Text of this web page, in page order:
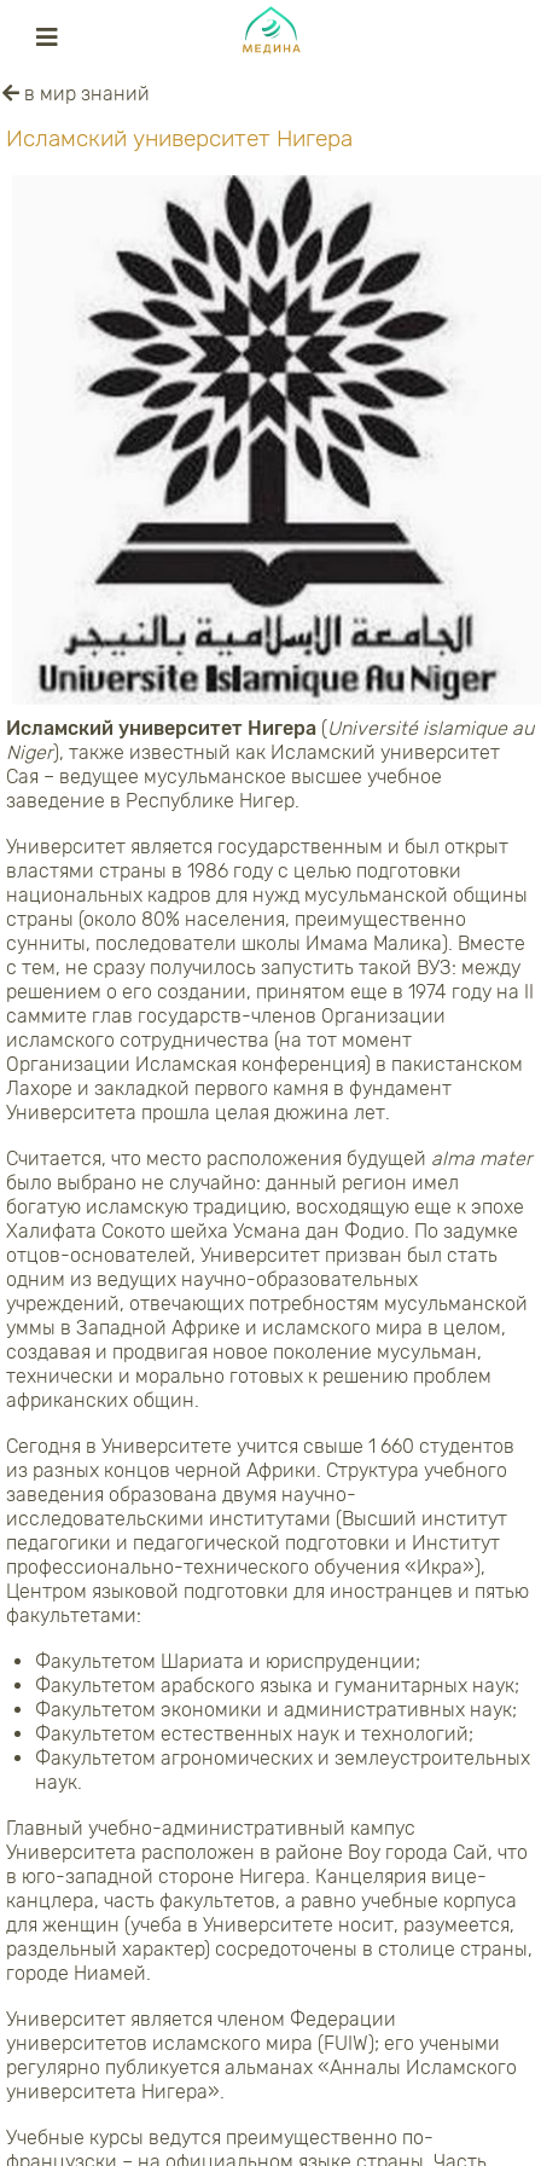
в мир знаний
Исламский университет Нигера
Исламский университет Нигера (Université islamique au
Niger), также известный как Исламский университет
Сая – ведущее мусульманское высшее учебное
заведение в Республике Нигер.
Университет является государственным и был открыт
властями страны в 1986 году с целью подготовки
национальных кадров для нужд мусульманской общины
страны (около 80% населения, преимущественно
сунниты, последователи школы Имама Малика). Вместе
с тем, не сразу получилось запустить такой ВУЗ: между
решением о его создании, принятом еще в 1974 году на II
саммите глав государств-членов Организации
исламского сотрудничества (на тот момент
Организации Исламская конференция) в пакистанском
Лахоре и закладкой первого камня в фундамент
Университета прошла целая дюжина лет.
Считается, что место расположения будущей alma mater
было выбрано не случайно: данный регион имел
богатую исламскую традицию, восходящую еще к эпохе
Халифата Сокото шейха Усмана дан Фодио. По задумке
отцов-основателей, Университет призван был стать
одним из ведущих научно-образовательных
учреждений, отвечающих потребностям мусульманской
уммы в Западной Африке и исламского мира в целом,
создавая и продвигая новое поколение мусульман,
технически и морально готовых к решению проблем
африканских общин.
Сегодня в Университете учится свыше 1 660 студентов
из разных концов черной Африки. Структура учебного
заведения образована двумя научно-
исследовательскими институтами (Высший институт
педагогики и педагогической подготовки и Институт
профессионально-технического обучения «Икра»),
Центром языковой подготовки для иностранцев и пятью
факультетами:
Факультетом Шариата и юриспруденции;
Факультетом арабского языка и гуманитарных наук;
Факультетом экономики и административных наук;
Факультетом естественных наук и технологий;
Факультетом агрономических и землеустроительных
наук.
Главный учебно-административный кампус
Университета расположен в районе Воу города Сай, что
в юго-западной стороне Нигера. Канцелярия вице-
канцлера, часть факультетов, а равно учебные корпуса
для женщин (учеба в Университете носит, разумеется,
раздельный характер) сосредоточены в столице страны,
городе Ниамей.
Университет является членом Федерации
университетов исламского мира (FUIW); его учеными
регулярно публикуется альманах «Анналы Исламского
университета Нигера».
Учебные курсы ведутся преимущественно по-